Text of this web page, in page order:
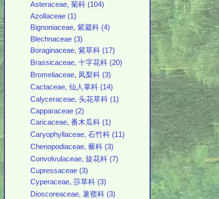
Asteraceae, 菊科 (104)
Azollaceae (1)
Bignoniaceae, 紫葳科 (4)
Blechnaceae (3)
Boraginaceae, 紫草科 (17)
Brassicaceae, 十字花科 (20)
Bromeliaceae, 凤梨科 (3)
Cactaceae, 仙人掌科 (14)
Calyceraceae, 头花草科 (1)
Capparaceae (2)
Caricaceae, 番木瓜科 (1)
Caryophyllaceae, 石竹科 (11)
Chenopodiaceae, 藜科 (3)
Convolvulaceae, 旋花科 (7)
Cupressaceae (3)
Cyperaceae, 莎草科 (3)
Dioscoreaceae, 薯蓣科 (3)